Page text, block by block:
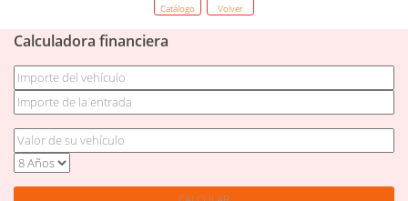
Catálogo Volver
Calculadora financiera